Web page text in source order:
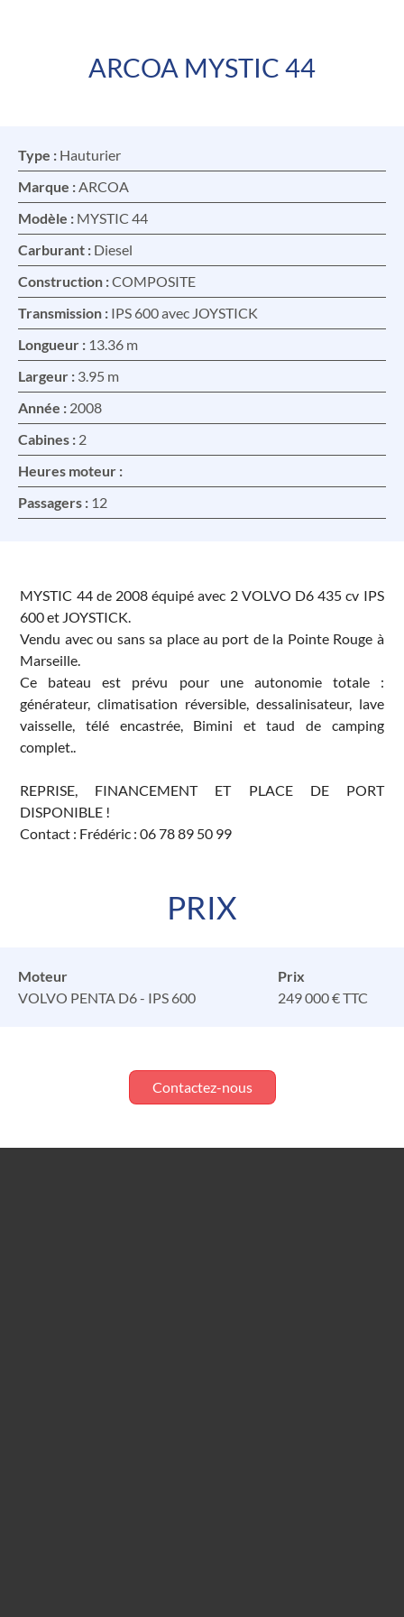
ARCOA MYSTIC 44
Type : Hauturier
Marque :ARCOA
Modèle : MYSTIC 44
Carburant : Diesel
Construction :COMPOSITE
Transmission : IPS 600 avec JOYSTICK
Longueur : 13.36 m
Largeur : 3.95 m
Année : 2008
Cabines : 2
Heures moteur :
Passagers : 12
MYSTIC 44 de 2008 équipé avec 2 VOLVO D6 435 cv IPS
600 et JOYSTICK.
Vendu avec ou sans sa place au port de la Pointe Rouge à
Marseille.
Ce bateau est prévu pour une autonomie totale :
générateur, climatisation réversible, dessalinisateur, lave
vaisselle, télé encastrée, Bimini et taud de camping
complet..
REPRISE, FINANCEMENT ET PLACE DE PORT
DISPONIBLE !
Contact : Frédéric : 06 78 89 50 99
PRIX
Moteur
Prix
VOLVO PENTA D6 - IPS 600
249 000 € TTC
Contactez-nous